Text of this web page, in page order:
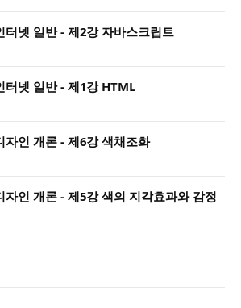
터넷 일반 - 제2강 자바스크립트
터넷 일반 - 제1강 HTML
자인 개론 - 제6강 색채조화
자인 개론 - 제5강 색의 지각효과와 감정